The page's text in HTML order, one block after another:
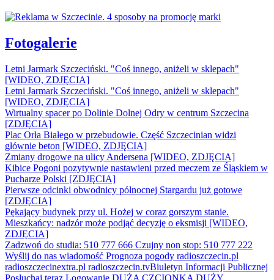
Fotogalerie
Letni Jarmark Szczeciński. "Coś innego, aniżeli w sklepach"
[WIDEO, ZDJĘCIA]
Letni Jarmark Szczeciński. "Coś innego, aniżeli w sklepach"
[WIDEO, ZDJĘCIA]
Wirtualny spacer po Dolinie Dolnej Odry w centrum Szczecina
[ZDJĘCIA]
Plac Orła Białego w przebudowie. Część Szczecinian widzi
głównie beton [WIDEO, ZDJĘCIA]
Zmiany drogowe na ulicy Andersena [WIDEO, ZDJĘCIA]
Kibice Pogoni pozytywnie nastawieni przed meczem ze Śląskiem w
Pucharze Polski [ZDJĘCIA]
Pierwsze odcinki obwodnicy północnej Stargardu już gotowe
[ZDJĘCIA]
Pękający budynek przy ul. Hożej w coraz gorszym stanie.
Mieszkańcy: nadzór może podjąć decyzję o eksmisji [WIDEO,
ZDJĘCIA]
Zadzwoń do studia: 510 777 666 Czujny non stop: 510 777 222
Wyślij do nas wiadomość Prognoza pogody radioszczecin.pl
radioszczecinextra.pl radioszczecin.tvBiuletyn Informacji Publicznej